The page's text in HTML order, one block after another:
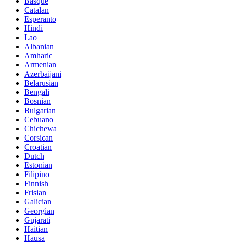
Catalan
Esperanto
Hindi
Lao
Albanian
Amharic
Armenian
Azerbaijani
Belarusian
Bengali
Bosnian
Bulgarian
Cebuano
Chichewa
Corsican
Croatian
Dutch
Estonian
Filipino
Finnish
Frisian
Galician
Georgian
Gujarati
Haitian
Hausa